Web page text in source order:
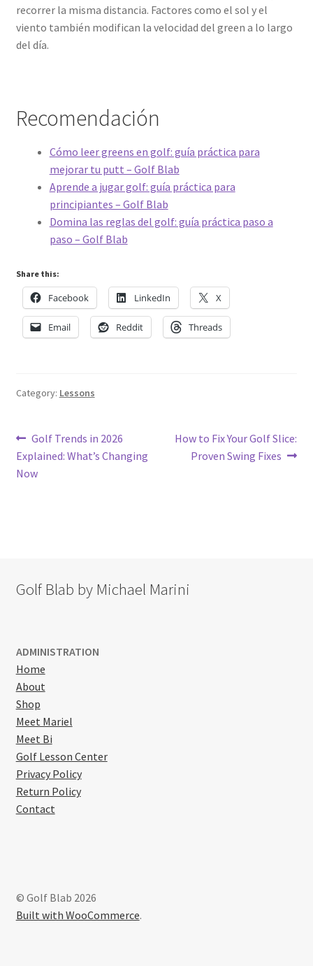
recorrer la misma distancia. Factores como el sol y el
viento también modifican la velocidad del green a lo largo
del día.
Recomendación
Cómo leer greens en golf: guía práctica para
mejorar tu putt – Golf Blab
Aprende a jugar golf: guía práctica para
principiantes – Golf Blab
Domina las reglas del golf: guía práctica paso a
paso – Golf Blab
Share this:
Facebook LinkedIn X
Email Reddit Threads
Category: Lessons
Post
navigation
Previous
post:
Golf Trends in 2026
Explained: What’s Changing
Now
Next
post:
How to Fix Your Golf Slice:
Proven Swing Fixes
Golf Blab by Michael Marini
ADMINISTRATION
Home
About
Shop
Meet Mariel
Meet Bi
Golf Lesson Center
Privacy Policy
Return Policy
Contact
© Golf Blab 2026
Built with WooCommerce.